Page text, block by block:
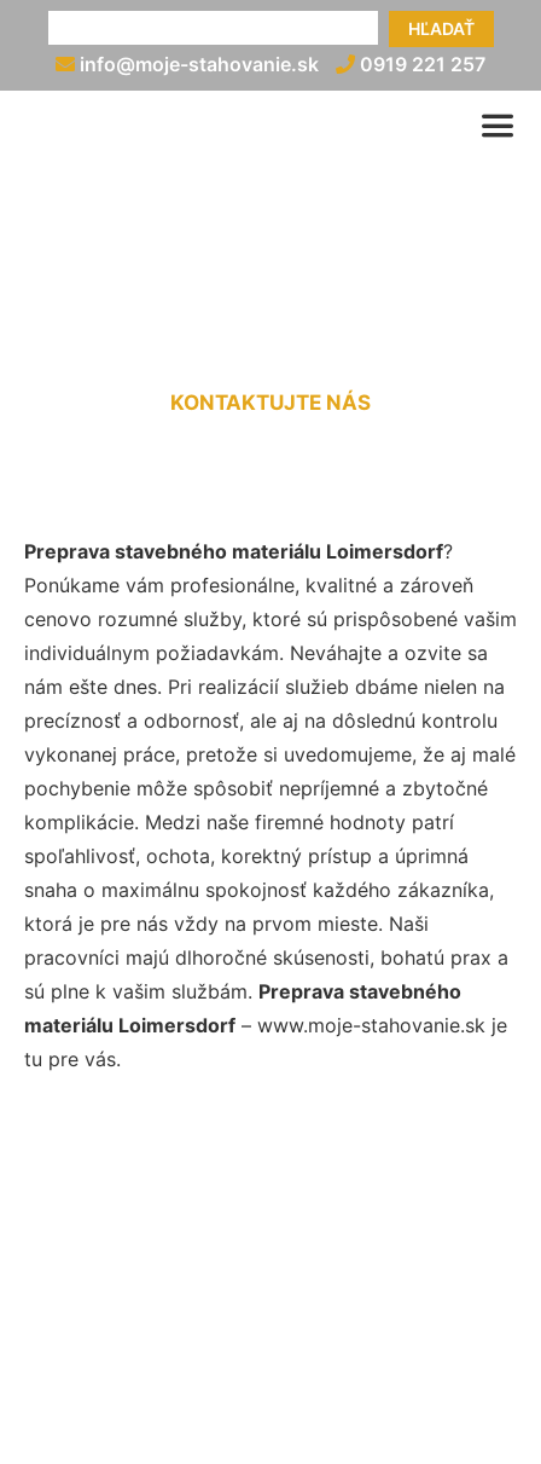
HĽADAŤ
info@moje-stahovanie.sk 0919 221 257
KONTAKTUJTE NÁS
Preprava stavebného materiálu Loimersdorf?
Ponúkame vám profesionálne, kvalitné a zároveň
cenovo rozumné služby, ktoré sú prispôsobené vašim
individuálnym požiadavkám. Neváhajte a ozvite sa
nám ešte dnes. Pri realizácií služieb dbáme nielen na
precíznosť a odbornosť, ale aj na dôslednú kontrolu
vykonanej práce, pretože si uvedomujeme, že aj malé
pochybenie môže spôsobiť nepríjemné a zbytočné
komplikácie. Medzi naše firemné hodnoty patrí
spoľahlivosť, ochota, korektný prístup a úprimná
snaha o maximálnu spokojnosť každého zákazníka,
ktorá je pre nás vždy na prvom mieste. Naši
pracovníci majú dlhoročné skúsenosti, bohatú prax a
sú plne k vašim službám. Preprava stavebného
materiálu Loimersdorf – www.moje-stahovanie.sk je
tu pre vás.